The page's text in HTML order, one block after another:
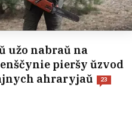
užo nabraŭ na
pieršy ŭzvod
ahraryjaŭ
23